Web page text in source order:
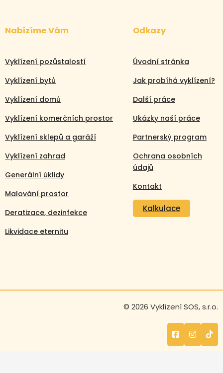
Nabízíme Vám
Vyklízení pozůstalostí
Vyklízení bytů
Vyklízení domů
Vyklízení komerčních prostor
Vyklízení sklepů a garáží
Vyklízení zahrad
Generální úklidy
Malování prostor
Deratizace, dezinfekce
Likvidace eternitu
Odkazy
Úvodní stránka
Jak probíhá vyklízení?
Další práce
Ukázky naší práce
Partnerský program
Ochrana osobních
údajů
Kontakt
Kalkulace
© 2026 Vyklízení SOS, s.r.o.